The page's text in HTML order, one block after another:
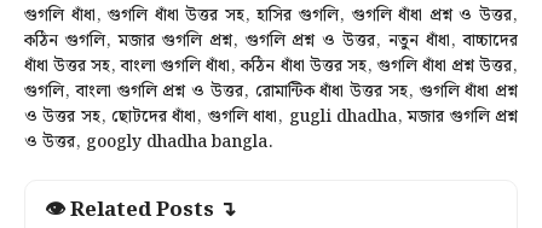
গুগলি ধাঁধা, গুগলি ধাঁধা উত্তর সহ, হাসির গুগলি, গুগলি ধাঁধা প্রশ্ন ও উত্তর,
কঠিন গুগলি, মজার গুগলি প্রশ্ন, গুগলি প্রশ্ন ও উত্তর, নতুন ধাঁধা, বাচ্চাদের
ধাঁধা উত্তর সহ, বাংলা গুগলি ধাঁধা, কঠিন ধাঁধা উত্তর সহ, গুগলি ধাঁধা প্রশ্ন উত্তর,
গুগলি, বাংলা গুগলি প্রশ্ন ও উত্তর, রোমান্টিক ধাঁধা উত্তর সহ, গুগলি ধাঁধা প্রশ্ন
ও উত্তর সহ, ছোটদের ধাঁধা, গুগলি ধাধা, gugli dhadha, মজার গুগলি প্রশ্ন
ও উত্তর, googly dhadha bangla.
👁 Related Posts ↴